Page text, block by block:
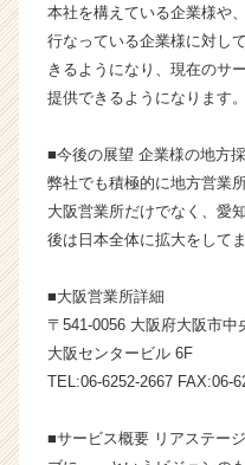
が
届
く
就
イ
ト
チ
ア
ア
h
e
本社を構えている企業様や
行なっている企業様に対し
きるようになり、現在のサ
提供できるようになります。
■今後の展望 企業様の地方
弊社でも積極的に地方営業
大阪営業所だけでなく、愛
後は日本全体に拡大をして
■大阪営業所詳細
〒541-0056 大阪府大阪市中
大阪センタービル 6F
TEL:06-6252-2667 FAX:06-
■サービス概要 リアステー